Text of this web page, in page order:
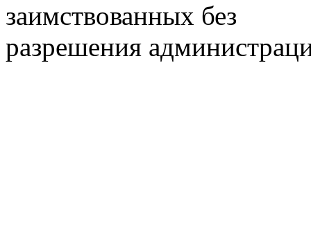
заимствованных без
разрешения